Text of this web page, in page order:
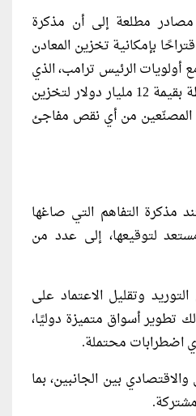
مطلعة إلى أن مذكرة
بإمكانية تخزين المعادن
أولويات الرئيس ترامب، الذي
أعلن أمس الاثنين عن خطة بقيمة 12 مليار دولار لتخزين
المصنّعين من أي نقص مفاجئ
مذكرة التفاهم التي صاغها
لتوقيعها، إلى عدد من
وتقليل الاعتماد على
تطوير أسواق متميزة دوليًا،
اضطرابات محتملة.
بين الجانبين، بما